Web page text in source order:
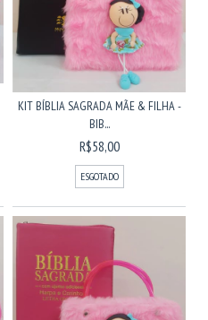
KIT BÍBLIA SAGRADA MÃE & FILHA -
BIB...
R$58,00
ESGOTADO